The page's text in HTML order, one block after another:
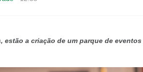
estão a criação de um parque de